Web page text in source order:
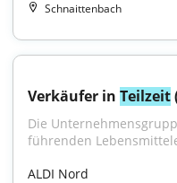
Schnaittenbach
Verkäufer in Teilzeit
Die
führenden
ALDI Nord